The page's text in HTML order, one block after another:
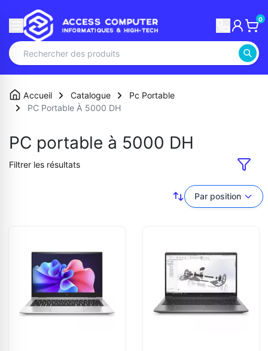
0
Accueil Catalogue
Pc Portable
PC Portable À 5000 DH
PC portable à 5000 DH
Filtrer les résultats
Par position